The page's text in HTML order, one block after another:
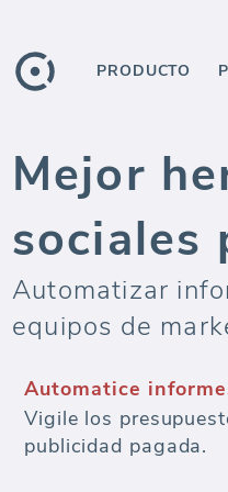
PRODUCTO
Mejor
sociales
Automatizar
equipos de
Automatice
Vigile los
publicidad pagada.